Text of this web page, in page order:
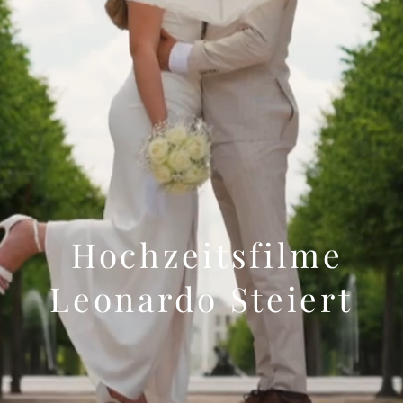
Hochzeitsfilme
Leonardo Steiert